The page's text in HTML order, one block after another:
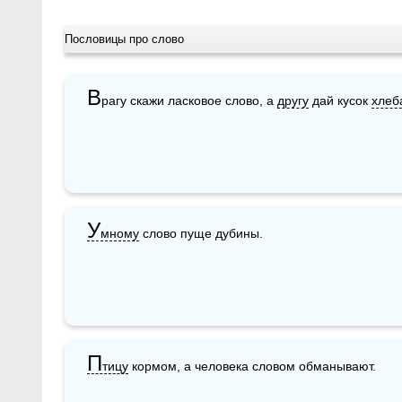
Пословицы про слово
Врагу скажи ласковое слово, а другу дай кусок
Умному слово пуще дубины.
Птицу кормом, а человека словом обманывают.